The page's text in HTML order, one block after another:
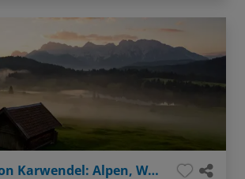
Fotoexkursion Karwendel: Alpen, Wasser, Felsen